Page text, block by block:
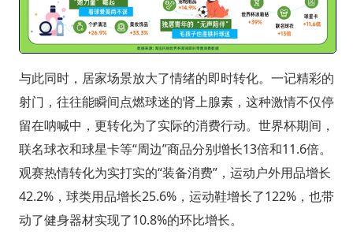
与此同时，居家场景放大了情绪的即时转化。一记精彩的
射门，往往能瞬间点燃球迷的肾上腺素，这种激情不仅停
留在呐喊中，更转化为了实际的消费行动。世界杯期间，
联名球衣和球星卡等“周边”商品分别增长13倍和11.6倍。
观赛热情转化为实打实的“装备消费”，运动户外用品增长
42.2%，球类用品增长25.6%，运动鞋增长了122%，也带
动了健身器材实现了10.8%的环比增长。